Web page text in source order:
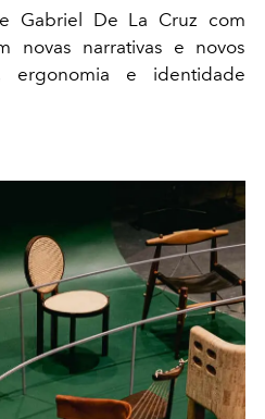
Gabriel De La Cruz com
novas narrativas e novos
ergonomia e identidade